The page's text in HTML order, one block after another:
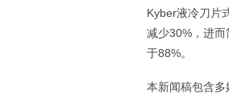
Kyber液冷刀片
减少30%，进
于88%。
本新闻稿包含多